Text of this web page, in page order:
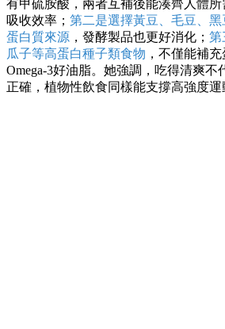
有甲硫胺酸，兩者互補後能湊齊人體
吸收效率； 第二是選擇黃豆、毛豆、
蛋白質來源 ，發酵製品也更好消化； 第
瓜子等高蛋白種子類食物 ，不僅能補
Omega-3好油脂。她強調，吃得清爽不
正確，植物性飲食同樣能支撐高強度運